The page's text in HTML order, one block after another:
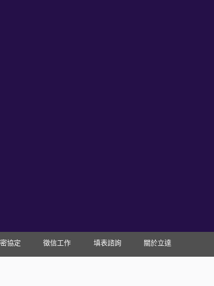
協定 徵信工作 填表諮詢 關於立達